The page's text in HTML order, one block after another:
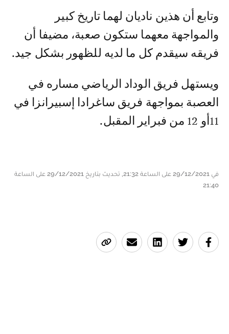
وتابع أن هذين ناديان لهما تاريخ كبير
والمواجهة معهما ستكون صعبة، مضيفا أن
فريقه سيقدم كل ما لديه للظهور بشكل جيد.
ويستهل فريق الوداد الرياضي مساره في
العصبة بمواجهة فريق ساغرادا إسبيرانزا في
11أو 12 من فبراير المقبل.
في 29/12/2021 على الساعة 21:32, تحديث بتاريخ 29/12/2021 على الساعة
21:40